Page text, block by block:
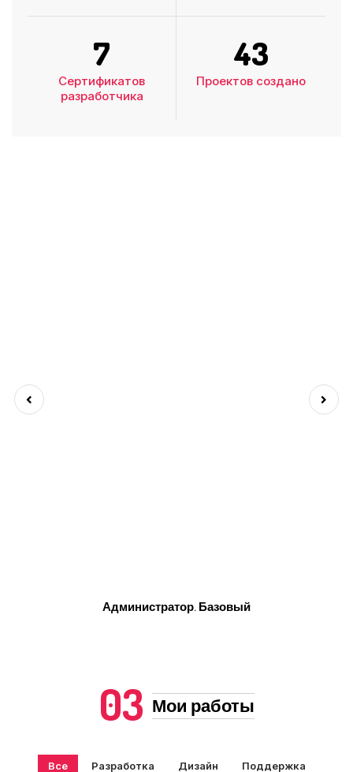
7
Сертификатов
разработчика
43
Проектов создано
Администратор. Базовый
03 Мои работы
Все Разработка Дизайн Поддержка